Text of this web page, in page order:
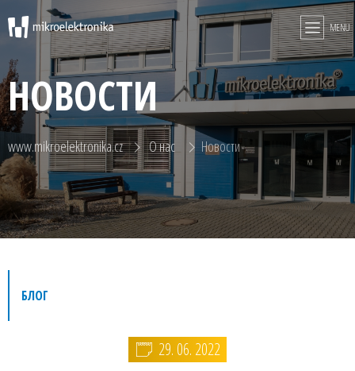
MENU
НОВОСТИ
www.mikroelektronika.cz О нас Новости
БЛОГ
29. 06. 2022